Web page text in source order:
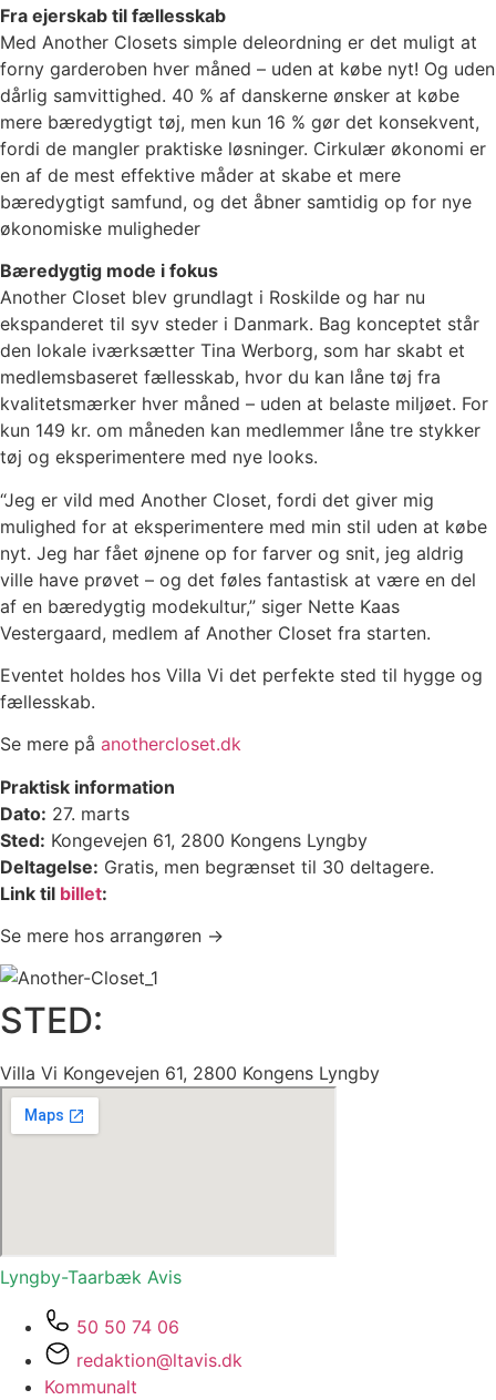
Fra ejerskab til fællesskab
Med Another Closets simple deleordning er det muligt at
forny garderoben hver måned – uden at købe nyt! Og uden
dårlig samvittighed. 40 % af danskerne ønsker at købe
mere bæredygtigt tøj, men kun 16 % gør det konsekvent,
fordi de mangler praktiske løsninger. Cirkulær økonomi er
en af de mest effektive måder at skabe et mere
bæredygtigt samfund, og det åbner samtidig op for nye
økonomiske muligheder
Bæredygtig mode i fokus
Another Closet blev grundlagt i Roskilde og har nu
ekspanderet til syv steder i Danmark. Bag konceptet står
den lokale iværksætter Tina Werborg, som har skabt et
medlemsbaseret fællesskab, hvor du kan låne tøj fra
kvalitetsmærker hver måned – uden at belaste miljøet. For
kun 149 kr. om måneden kan medlemmer låne tre stykker
tøj og eksperimentere med nye looks.
“Jeg er vild med Another Closet, fordi det giver mig
mulighed for at eksperimentere med min stil uden at købe
nyt. Jeg har fået øjnene op for farver og snit, jeg aldrig
ville have prøvet – og det føles fantastisk at være en del
af en bæredygtig modekultur,” siger Nette Kaas
Vestergaard, medlem af Another Closet fra starten.
Eventet holdes hos Villa Vi det perfekte sted til hygge og
fællesskab.
Se mere på anothercloset.dk
Praktisk information
Dato: 27. marts
Sted: Kongevejen 61, 2800 Kongens Lyngby
Deltagelse: Gratis, men begrænset til 30 deltagere.
Link til billet:
Se mere hos arrangøren →
STED:
Villa Vi Kongevejen 61, 2800 Kongens Lyngby
Lyngby-Taarbæk Avis
50 50 74 06
redaktion@ltavis.dk
Kommunalt